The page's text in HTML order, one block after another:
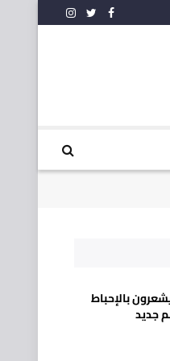
فيسبوك
تويترالانستغرام
بالإحباط
جديد